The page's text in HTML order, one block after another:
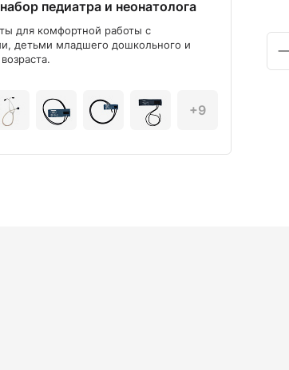
педиатра и неонатолога
для комфортной работы с
детьми младшего дошкольного и
+9